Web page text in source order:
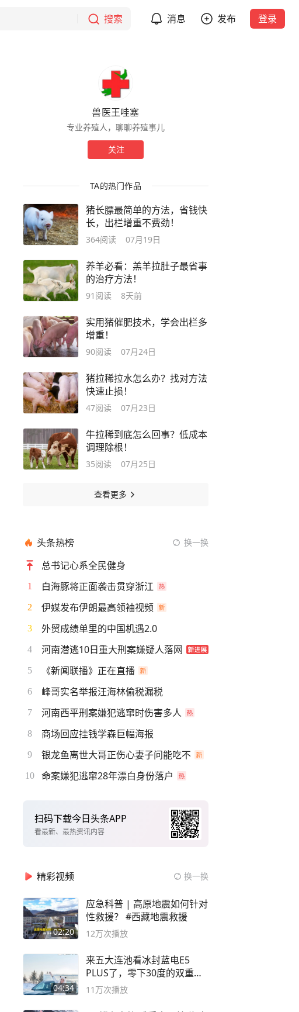
搜索 消息 发布 登录
兽医王哇塞
专业养殖人，聊聊养殖事儿
关注
TA的热门作品
猪长膘最简单的方法，省钱快
长，出栏增重不费劲！
364阅读 07月19日
养羊必看：羔羊拉肚子最省事
的治疗方法！
91 阅读 8天前
实用猪催肥技术，学会出栏多
增重！
90阅读 07月24日
猪拉稀拉水怎么办？找对方法
快速止损！
47阅读 07月23日
牛拉稀到底怎么回事？低成本
调理除根！
35阅读 07月25日
查看更多
头条热榜 换一换
总书记心系全民健身
1 白海豚将正面袭击贯穿浙江
2 伊媒发布伊朗最高领袖视频
3 外贸成绩单里的中国机遇2.0
4 河南潜逃10日重大刑案嫌疑人落网
5 《新闻联播》正在直播
6 峰哥实名举报汪海林偷税漏税
7 河南西平刑案嫌犯逃窜时伤害多人
8 商场回应挂钱学森巨幅海报
9 银龙鱼离世大哥正伤心妻子问能吃不
10 命案嫌犯逃窜28年漂白身份落户
扫码下载今日头条APP
看最新、最热资讯内容
精彩视频 换一换
02:20
应急科普 | 高原地震如何针对
性救援？ #西藏地震救援
12万次播放
04:34
来五大连池看冰封蓝电E5
PLUS了，零下30度的双重冰
封40小时全录
11万次播放